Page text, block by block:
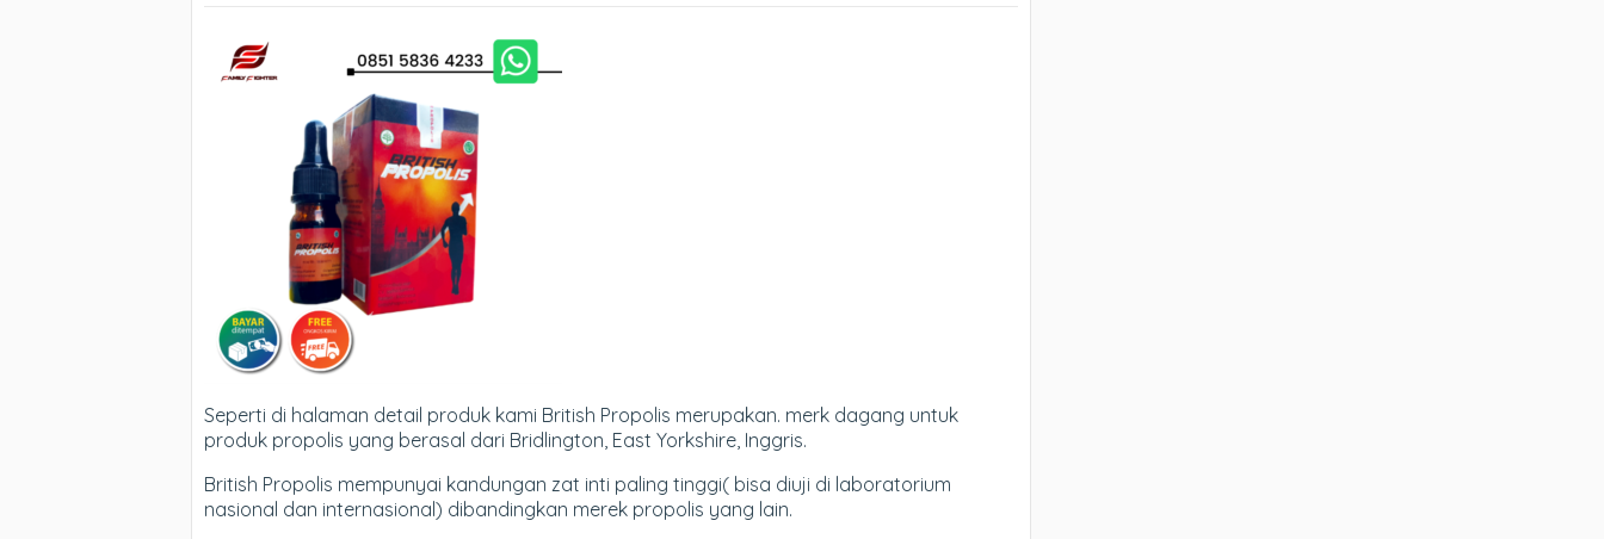
Seperti di halaman detail produk kami British Propolis merupakan. merk dagang untuk
produk propolis yang berasal dari Bridlington, East Yorkshire, Inggris.
British Propolis mempunyai kandungan zat inti paling tinggi( bisa diuji di laboratorium
nasional dan internasional) dibandingkan merek propolis yang lain.